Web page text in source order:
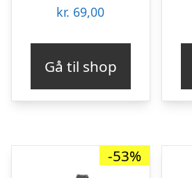
kr. 69,00
Gå til shop
-53%